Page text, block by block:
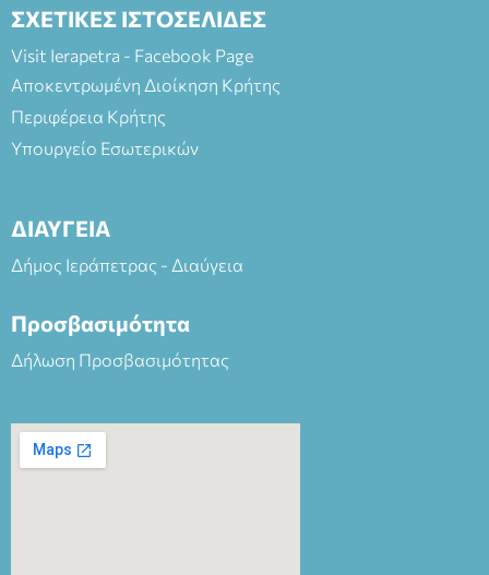
ΣΧΕΤΙΚΕΣ ΙΣΤΟΣΕΛΙΔΕΣ
Visit Ierapetra - Facebook Page
Αποκεντρωμένη Διοίκηση Κρήτης
Περιφέρεια Κρήτης
Υπουργείο Εσωτερικών
ΔΙΑΥΓΕΙΑ
Δήμος Ιεράπετρας - Διαύγεια
Προσβασιμότητα
Δήλωση Προσβασιμότητας